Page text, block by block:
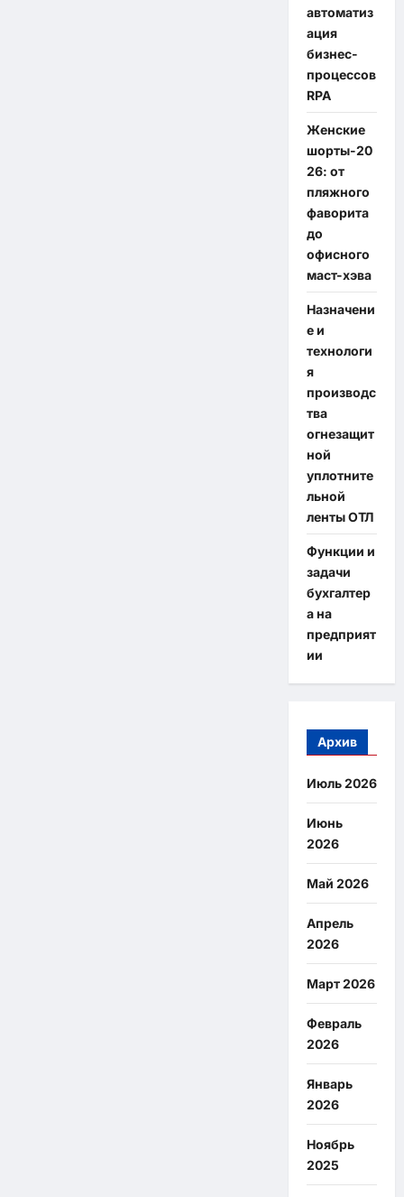
автоматиз
ация
бизнес-
процессов
RPA
Женские
шорты-20
26: от
пляжного
фаворита
до
офисного
маст-хэва
Назначени
е и
технологи
я
производс
тва
огнезащит
ной
уплотните
льной
ленты ОТЛ
Функции и
задачи
бухгалтер
а на
предприят
ии
Архив
Июль 2026
Июнь
2026
Май 2026
Апрель
2026
Март 2026
Февраль
2026
Январь
2026
Ноябрь
2025